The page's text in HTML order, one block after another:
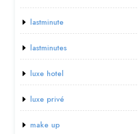
lastminute
lastminutes
luxe hotel
luxe privé
make up